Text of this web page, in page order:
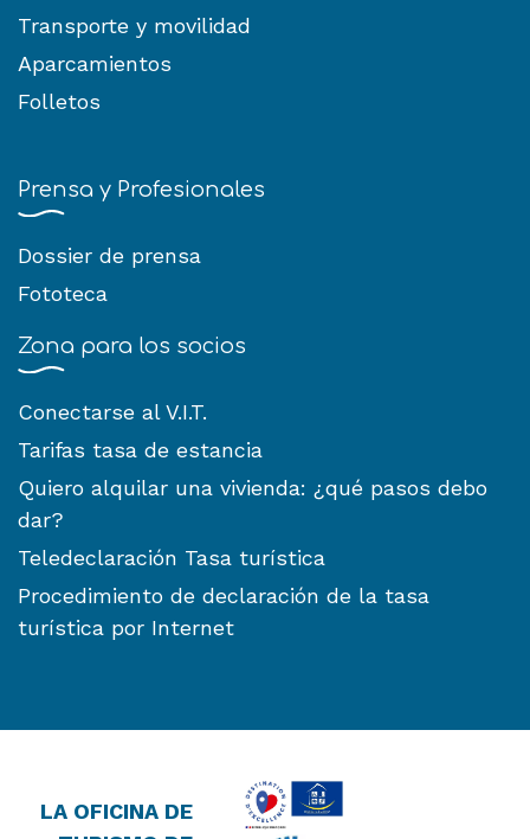
Transporte y movilidad
Aparcamientos
Folletos
Prensa y Profesionales
Dossier de prensa
Fototeca
Zona para los socios
Conectarse al V.I.T.
Tarifas tasa de estancia
Quiero alquilar una vivienda: ¿qué pasos debo
dar?
Teledeclaración Tasa turística
Procedimiento de declaración de la tasa
turística por Internet
LA OFICINA DE